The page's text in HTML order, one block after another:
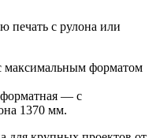
печать с рулона или
максимальным форматом
— с
1370 мм.